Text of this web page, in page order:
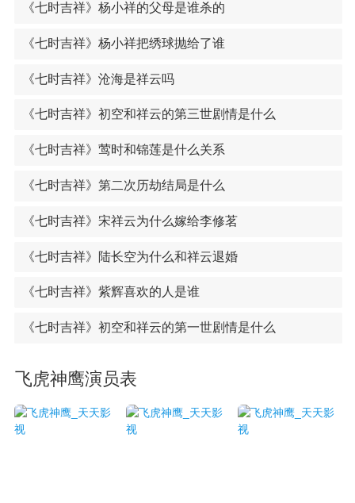
《七时吉祥》杨小祥的父母是谁杀的
《七时吉祥》杨小祥把绣球抛给了谁
《七时吉祥》沧海是祥云吗
《七时吉祥》初空和祥云的第三世剧情是什么
《七时吉祥》莺时和锦莲是什么关系
《七时吉祥》第二次历劫结局是什么
《七时吉祥》宋祥云为什么嫁给李修茗
《七时吉祥》陆长空为什么和祥云退婚
《七时吉祥》紫辉喜欢的人是谁
《七时吉祥》初空和祥云的第一世剧情是什么
飞虎神鹰演员表